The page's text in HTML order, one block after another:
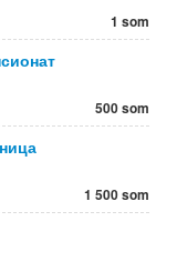
1 som
500 som
1 500 som